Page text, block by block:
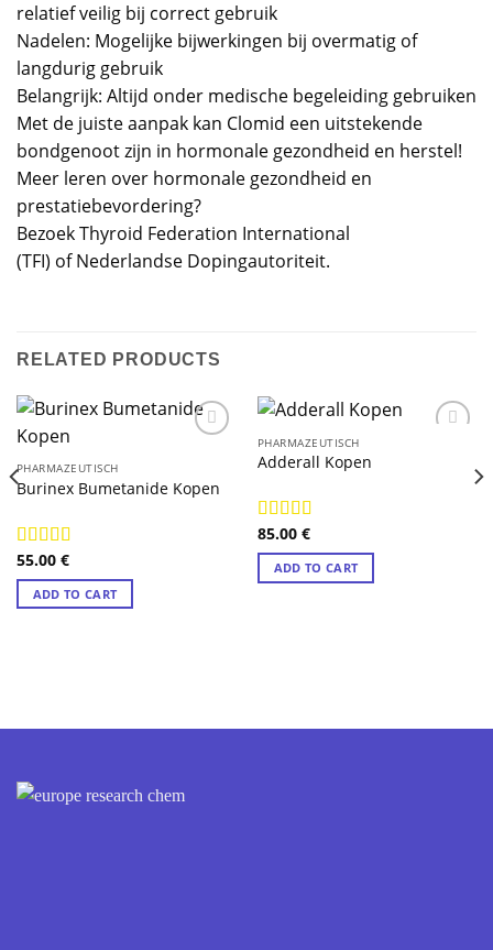
relatief veilig bij correct gebruik
Nadelen: Mogelijke bijwerkingen bij overmatig of
langdurig gebruik
Belangrijk: Altijd onder medische begeleiding gebruiken
Met de juiste aanpak kan Clomid een uitstekende
bondgenoot zijn in hormonale gezondheid en herstel!
Meer leren over hormonale gezondheid en
prestatiebevordering?
Bezoek Thyroid Federation International
(TFI) of Nederlandse Dopingautoriteit.
RELATED PRODUCTS
PHARMAZEUTISCH
Burinex Bumetanide Kopen
Rated4.78
out of 5
55.00 €
ADD TO CART
PHARMAZEUTISCH
Adderall Kopen
Rated4.89
out of 5
85.00 €
ADD TO CART